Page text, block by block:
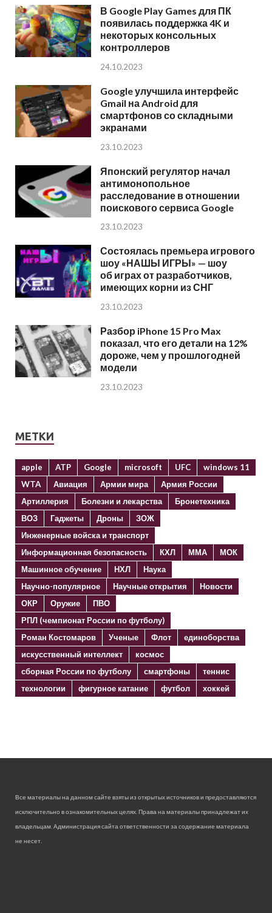
В Google Play Games для ПК
появилась поддержка 4K и
некоторых консольных
контроллеров
24.10.2023
Google улучшила интерфейс
Gmail на Android для
смартфонов со складными
экранами
23.10.2023
Японский регулятор начал
антимонопольное
расследование в отношении
поискового сервиса Google
23.10.2023
Состоялась премьера игрового
шоу «НАШЫ ИГРЫ» — шоу
об играх от разработчиков,
имеющих корни из СНГ
23.10.2023
Разбор iPhone 15 Pro Max
показал, что его детали на 12%
дороже, чем у прошлогодней
модели
23.10.2023
МЕТКИ
apple ATP Google microsoft UFC
windows 11
WTA
Авиация Армии мира
Армия России
Артиллерия
Болезни и лекарства
Бронетехника
ВОЗ
Гаджеты Дроны
ЗОЖ
Инженерные войска и транспорт
Информационная безопасность
КХЛ ММА
МОК
Машинное обучение
НХЛ
Наука
Научно-популярное
Научные открытия
Новости
ОКР
Оружие
ПВО
РПЛ (чемпионат России по футболу)
Роман Костомаров
Ученые Флот
единоборства
искусственный интеллект
космос
сборная России по футболу
смартфоны
теннис
технологии
фигурное катание футбол хоккей
Все материалы на данном сайте взяты из открытых источников и предоставляются
исключительно в ознакомительных целях. Права на материалы принадлежат их
владельцам. Администрация сайта ответственности за содержание материала
не несет.